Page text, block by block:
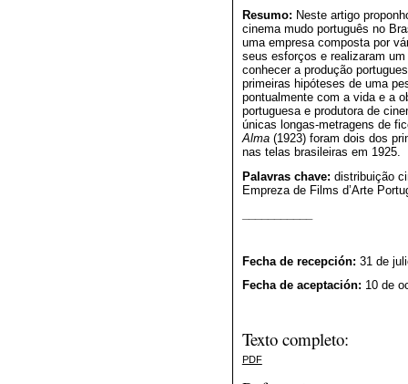
Resumo: Neste artigo
cinema mudo português no
uma empresa composta por
seus esforços e realizaram
conhecer a produção
primeiras hipóteses de uma
pontualmente com a vida e a
portuguesa e produtora de
únicas longas-metragens de
Alma(1923) foram dois dos
nas telas brasileiras em 1925.
Palavras chave: distribuição
Empreza de Films d’Arte
Fecha de recepción: 31 de
Fecha de aceptación: 10 de
Texto completo:
PDF